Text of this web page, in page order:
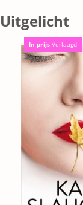
Uitgelicht
In prijs Verlaagd